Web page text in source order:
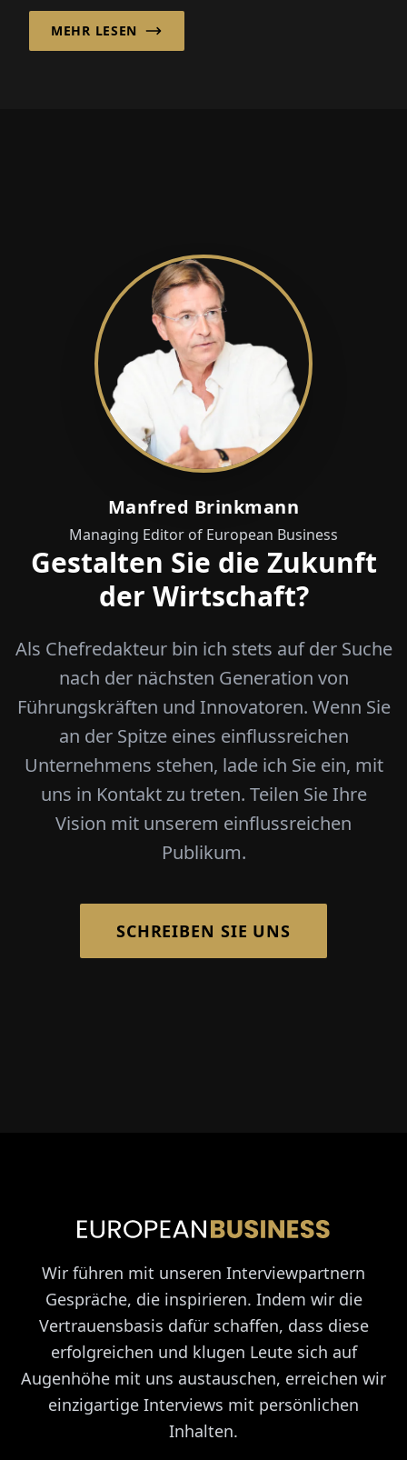
w...
MEHR LESEN
Manfred Brinkmann
Managing Editor of European Business
Gestalten Sie die Zukunft
der Wirtschaft?
Als Chefredakteur bin ich stets auf der Suche
nach der nächsten Generation von
Führungskräften und Innovatoren. Wenn Sie
an der Spitze eines einflussreichen
Unternehmens stehen, lade ich Sie ein, mit
uns in Kontakt zu treten. Teilen Sie Ihre
Vision mit unserem einflussreichen
Publikum.
SCHREIBEN SIE UNS
Wir führen mit unseren Interviewpartnern
Gespräche, die inspirieren. Indem wir die
Vertrauensbasis dafür schaffen, dass diese
erfolgreichen und klugen Leute sich auf
Augenhöhe mit uns austauschen, erreichen wir
einzigartige Interviews mit persönlichen
Inhalten.